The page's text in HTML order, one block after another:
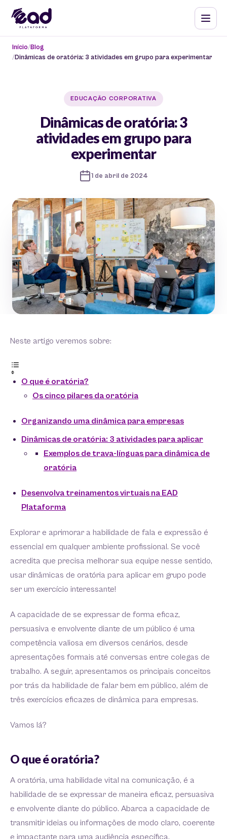
Início Blog
Dinâmicas de oratória: 3 atividades em grupo para experimentar
EDUCAÇÃO CORPORATIVA
Dinâmicas de oratória: 3
atividades em grupo para
experimentar
1 de abril de 2024
Neste artigo veremos sobre:
O que é oratória?
Os cinco pilares da oratória
Organizando uma dinâmica para empresas
Dinâmicas de oratória: 3 atividades para aplicar
Exemplos de trava-línguas para dinâmica de
oratória
Desenvolva treinamentos virtuais na EAD
Plataforma
Explorar e aprimorar a habilidade de fala e expressão é
essencial em qualquer ambiente profissional. Se você
acredita que precisa melhorar sua equipe nesse sentido,
usar dinâmicas de oratória para aplicar em grupo pode
ser um exercício interessante!
A capacidade de se expressar de forma eficaz,
persuasiva e envolvente diante de um público é uma
competência valiosa em diversos cenários, desde
apresentações formais até conversas entre colegas de
trabalho. A seguir, apresentamos os principais conceitos
por trás da habilidade de falar bem em público, além de
três exercícios eficazes de dinâmica para empresas.
Vamos lá?
O que é oratória?
A oratória, uma habilidade vital na comunicação, é a
habilidade de se expressar de maneira eficaz, persuasiva
e envolvente diante do público. Abarca a capacidade de
transmitir ideias ou informações de modo claro, coerente